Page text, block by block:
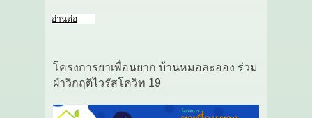
อ่านต่อ
โครงการยาเพื่อนยาก บ้านหมอละออง ร่วม
ฝ่าวิกฤติไวรัสโควิท 19